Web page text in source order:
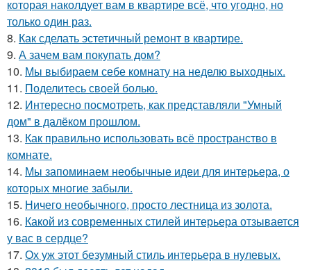
которая наколдует вам в квартире всё, что угодно, но
только один раз.
8. Как сделать эстетичный ремонт в квартире.
9. А зачем вам покупать дом?
10. Мы выбираем себе комнату на неделю выходных.
11. Поделитесь своей болью.
12. Интересно посмотреть, как представляли "Умный
дом" в далёком прошлом.
13. Как правильно использовать всё пространство в
комнате.
14. Мы запоминаем необычные идеи для интерьера, о
которых многие забыли.
15. Ничего необычного, просто лестница из золота.
16. Какой из современных стилей интерьера отзывается
у вас в сердце?
17. Ох уж этот безумный стиль интерьера в нулевых.